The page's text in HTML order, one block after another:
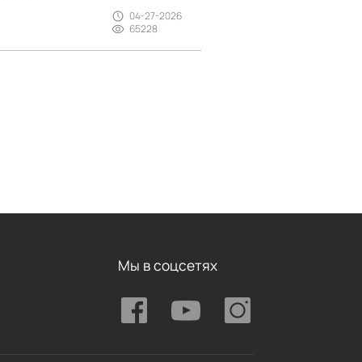
04-27-2026
65228
Мы в соцсетях